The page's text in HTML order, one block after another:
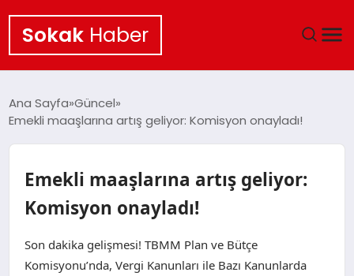
Sokak Haber
POLITIKA
GÜNCEL
KÜLTÜR SANAT
Ana Sayfa Güncel
Emekli maaşlarına artış geliyor: Komisyon onayladı!
Emekli maaşlarına artış geliyor:
Komisyon onayladı!
Son dakika gelişmesi! TBMM Plan ve Bütçe
Komisyonu’nda, Vergi Kanunları ile Bazı Kanunlarda